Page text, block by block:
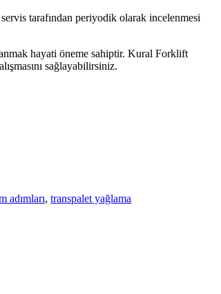
tarafından periyodik olarak incelenmesi
hayati öneme sahiptir. Kural Forklift
sağlayabilirsiniz.
adımları, transpalet yağlama